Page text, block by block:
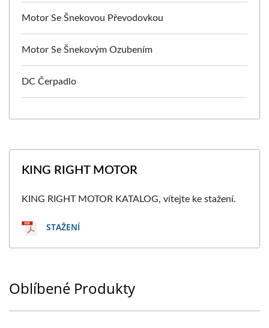
Motor Se Šnekovou Převodovkou
Motor Se Šnekovým Ozubením
DC Čerpadlo
KING RIGHT MOTOR
KING RIGHT MOTOR KATALOG, vítejte ke stažení.
STAŽENÍ
Oblíbené Produkty